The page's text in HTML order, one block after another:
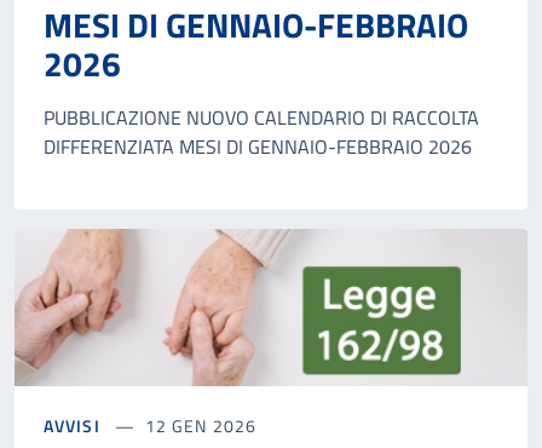
MESI DI GENNAIO-FEBBRAIO
2026
PUBBLICAZIONE NUOVO CALENDARIO DI RACCOLTA
DIFFERENZIATA MESI DI GENNAIO-FEBBRAIO 2026
AVVISI 12 GEN 2026